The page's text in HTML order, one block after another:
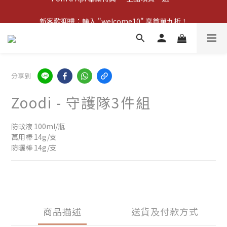
Pom d'Api 畢業特典 · 全品項買一送一
分享到
Zoodi - 守護隊3件組
防蚊液 100ml/瓶
萬用棒 14g/支
防曬棒 14g/支
商品描述 送貨及付款方式